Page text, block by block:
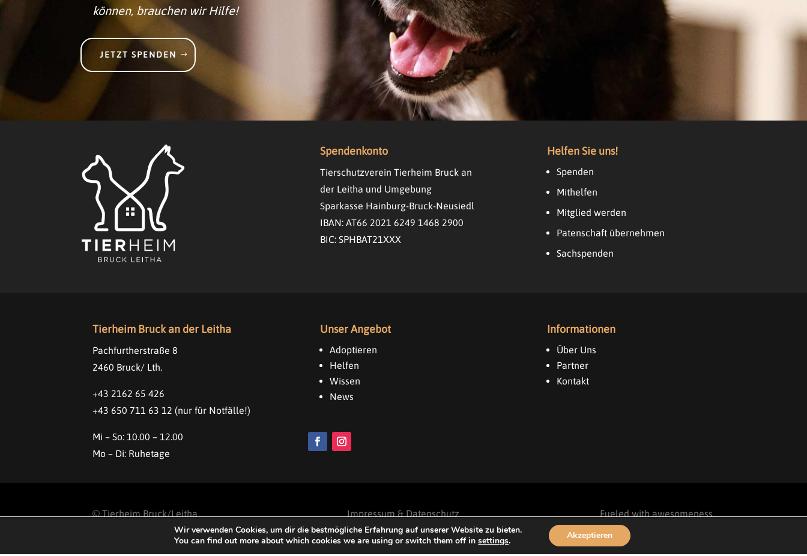
können, brauchen wir Hilfe!
JETZT SPENDEN
Spendenkonto
Tierschutzverein Tierheim Bruck an
der Leitha und Umgebung
Sparkasse Hainburg-Bruck-Neusiedl
IBAN: AT66 2021 6249 1468 2900
BIC: SPHBAT21XXX
Helfen Sie uns!
Spenden
Mithelfen
Mitglied werden
Patenschaft übernehmen
Sachspenden
Tierheim Bruck an der Leitha
Pachfurtherstraße 8
2460 Bruck/ Lth.
+43 2162 65 426
+43 650 711 63 12 (nur für Notfälle!)
Mi – So: 10.00 – 12.00
Mo – Di: Ruhetage
Unser Angebot
Adoptieren
Helfen
Wissen
News
Informationen
Über Uns
Partner
Kontakt
©Tierheim Bruck/Leitha
All rights reservered.
Impressum & Datenschutz
Fueled with awesomeness.
Designed by
Wir verwenden Cookies, um dir die bestmögliche Erfahrung auf unserer Website zu bieten.
You can find out more about which cookies we are using or switch them off insettings. Akzeptieren